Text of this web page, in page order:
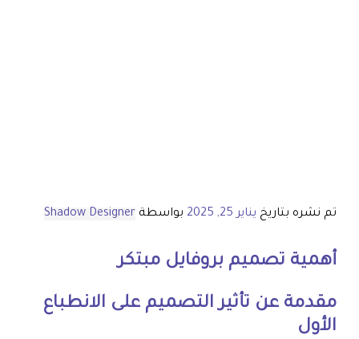
تم نشره بتاريخ يناير 25, 2025 بواسطة Shadow Designer
أهمية تصميم بروفايل مبتكر
مقدمة عن تأثير التصميم على الانطباع
الأول